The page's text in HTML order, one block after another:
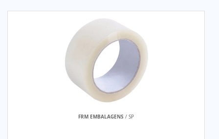
FRM EMBALAGENS / SP